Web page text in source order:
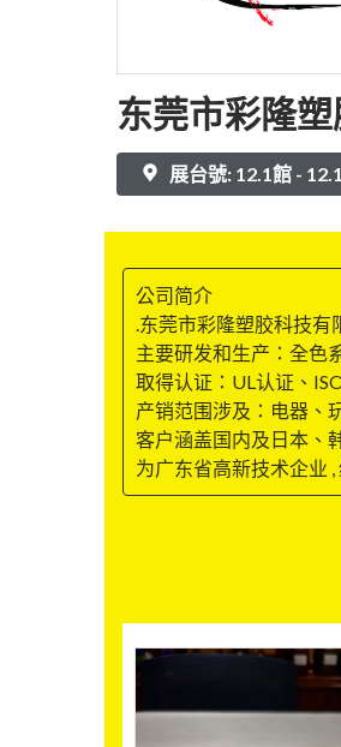
东莞市彩隆
展台號: 12.1館 -
公司简介
.东莞市彩隆塑胶科技有
主要研发和生产：全色
取得认证：UL认证、
产销范围涉及：电器、
客户涵盖国内及日本、
为广东省高新技术企业 ,